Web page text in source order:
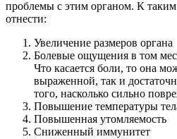
проблемы с этим органом. К
отнести:
Увеличение размеров органа
Болевые ощущения в том
Что касается боли, то она
выраженной, так и
того, насколько сильно
Повышение температуры
Повышенная утомляемость
Сниженный иммунитет